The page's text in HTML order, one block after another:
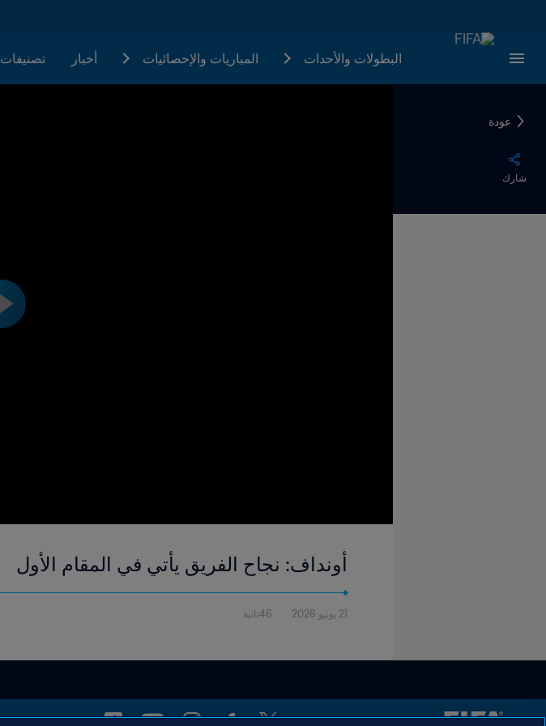
البطولات والأحدات المباريات والإحصائيات أخبار تصنيفات
عودة
شارك
أونداف: نجاح الفريق يأتي في المقام الأول
21 يونيو 2026 46ثانية